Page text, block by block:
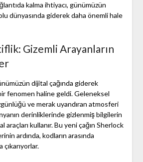
kalma ihtiyacı, günümüzün
dünyasında giderek daha önemli hale
Gizemli Arayanların
dijital çağında giderek
fenomen haline geldi. Geleneksel
ve merak uyandıran atmosferi
derinliklerinde gizlenmiş bilgilerin
araçları kullanır. Bu yeni çağın Sherlock
ardında, kodların arasında
çıkarıyorlar.